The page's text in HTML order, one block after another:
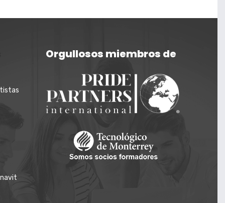
Orgullosos miembros de